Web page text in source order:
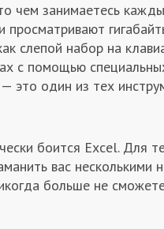
чем занимаетесь
слепой набор на
с помощью
это один из тех
боится Excel. Для
вас
больше не